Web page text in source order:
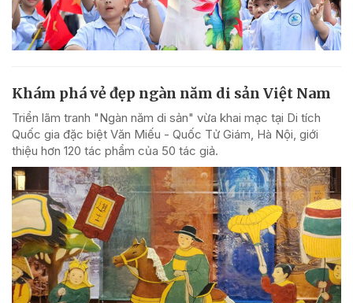
Khám phá vẻ đẹp ngàn năm di sản Việt Nam
Triển lãm tranh "Ngàn năm di sản" vừa khai mạc tại Di tích
Quốc gia đặc biệt Văn Miếu - Quốc Tử Giám, Hà Nội, giới
thiệu hơn 120 tác phẩm của 50 tác giả.